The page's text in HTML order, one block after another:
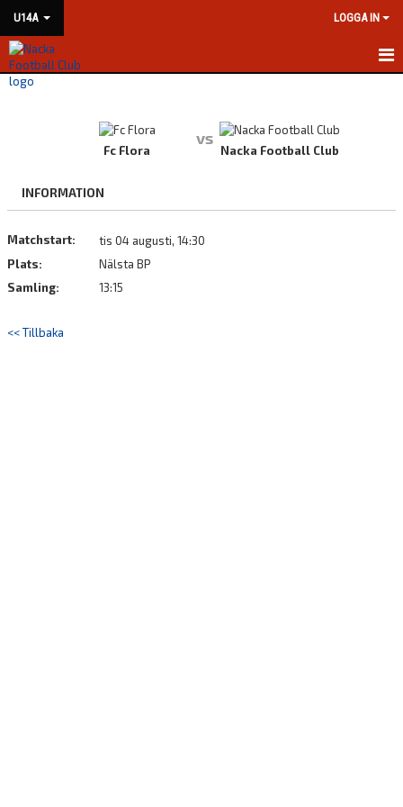
U14A LOGGA IN
HEM
MATCHER
TRUPPEN
BILDGALLERI
Fc Flora
vs
Nacka Football Club
INFORMATION
Matchstart:
tis 04 augusti, 14:30
Plats:
Nälsta BP
Samling:
13:15
<< Tillbaka